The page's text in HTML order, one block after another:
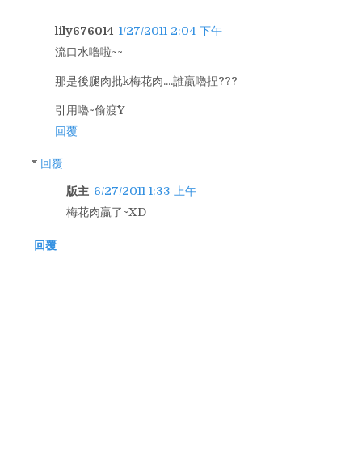
lily676014 1/27/2011 2:04 下午
流口水嚕啦~~
那是後腿肉批k梅花肉....誰贏嚕捏???
引用嚕~偷渡^^Y
回覆
回覆
版主 6/27/2011 1:33 上午
梅花肉贏了~XD
回覆